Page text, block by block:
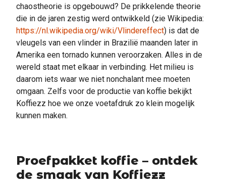
chaostheorie is opgebouwd? De prikkelende theorie
die in de jaren zestig werd ontwikkeld (zie Wikipedia:
https://nl.wikipedia.org/wiki/Vlindereffect) is dat de
vleugels van een vlinder in Brazilië maanden later in
Amerika een tornado kunnen veroorzaken. Alles in de
wereld staat met elkaar in verbinding. Het milieu is
daarom iets waar we niet nonchalant mee moeten
omgaan. Zelfs voor de productie van koffie bekijkt
Koffiezz hoe we onze voetafdruk zo klein mogelijk
kunnen maken.
Proefpakket koffie – ontdek
de smaak van Koffiezz